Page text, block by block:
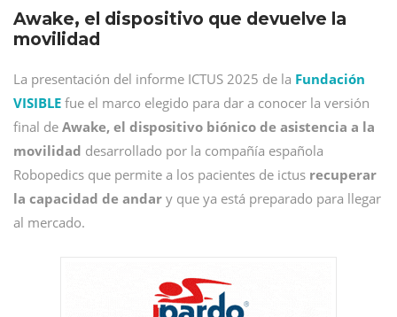
Awake, el dispositivo que devuelve la
movilidad
La presentación del informe ICTUS 2025 de la Fundación
VISIBLE fue el marco elegido para dar a conocer la versión
final de Awake, el dispositivo biónico de asistencia a la
movilidad desarrollado por la compañía española
Robopedics que permite a los pacientes de ictus recuperar
la capacidad de andar y que ya está preparado para llegar
al mercado.